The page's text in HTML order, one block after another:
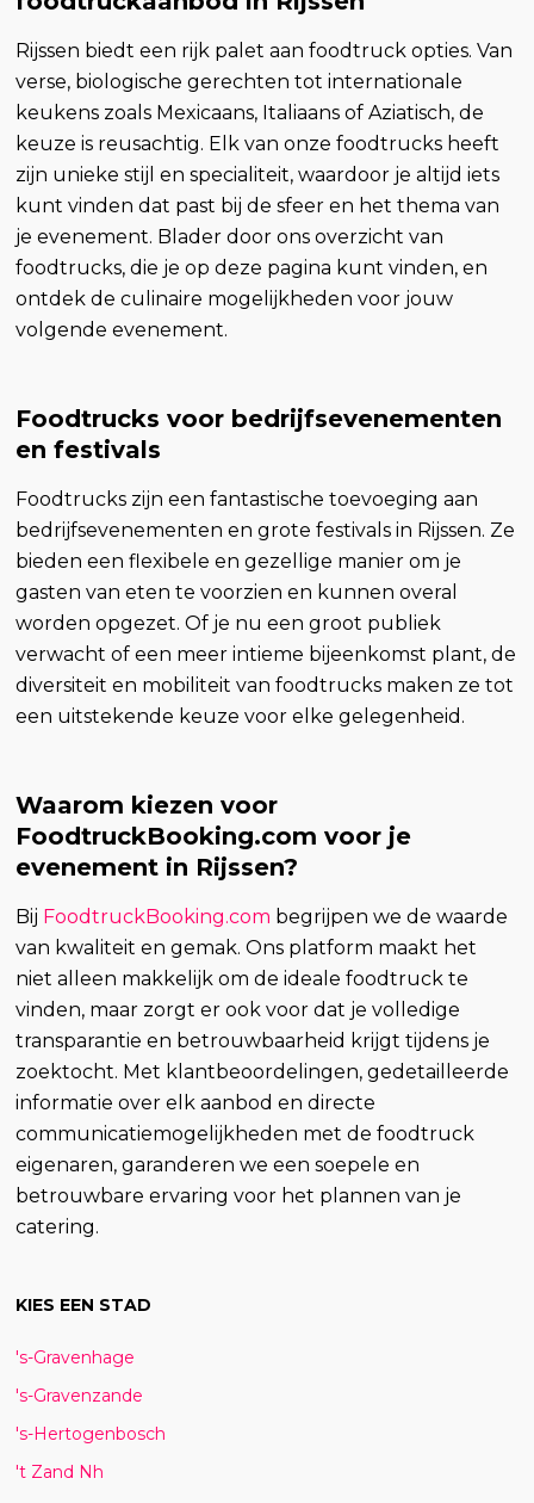
Rijssen biedt een rijk palet aan foodtruck opties. Van
verse, biologische gerechten tot internationale
keukens zoals Mexicaans, Italiaans of Aziatisch, de
keuze is reusachtig. Elk van onze foodtrucks heeft
zijn unieke stijl en specialiteit, waardoor je altijd iets
kunt vinden dat past bij de sfeer en het thema van
je evenement. Blader door ons overzicht van
foodtrucks, die je op deze pagina kunt vinden, en
ontdek de culinaire mogelijkheden voor jouw
volgende evenement.
Foodtrucks voor bedrijfsevenementen
en festivals
Foodtrucks zijn een fantastische toevoeging aan
bedrijfsevenementen en grote festivals in Rijssen. Ze
bieden een flexibele en gezellige manier om je
gasten van eten te voorzien en kunnen overal
worden opgezet. Of je nu een groot publiek
verwacht of een meer intieme bijeenkomst plant, de
diversiteit en mobiliteit van foodtrucks maken ze tot
een uitstekende keuze voor elke gelegenheid.
Waarom kiezen voor
FoodtruckBooking.com voor je
evenement in Rijssen?
Bij FoodtruckBooking.com begrijpen we de waarde
van kwaliteit en gemak. Ons platform maakt het
niet alleen makkelijk om de ideale foodtruck te
vinden, maar zorgt er ook voor dat je volledige
transparantie en betrouwbaarheid krijgt tijdens je
zoektocht. Met klantbeoordelingen, gedetailleerde
informatie over elk aanbod en directe
communicatiemogelijkheden met de foodtruck
eigenaren, garanderen we een soepele en
betrouwbare ervaring voor het plannen van je
catering.
KIES EEN STAD
's-Gravenhage
's-Gravenzande
's-Hertogenbosch
't Zand Nh